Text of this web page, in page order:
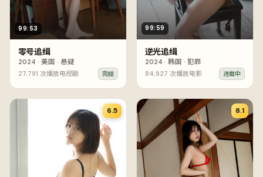
99:53
零号追缉
2024 · 美国 · 悬疑
27,791 次播放电视剧 完结
99:59
逆光追缉
2024 · 韩国 · 犯罪
84,927 次播放电影 连载中
6.5 8.1